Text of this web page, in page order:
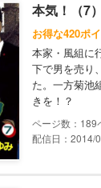
本気！（7）
お得な420ポ
本家・風組に
下で男を売り
た。一方菊池
きを！？
189
配信日：2014/